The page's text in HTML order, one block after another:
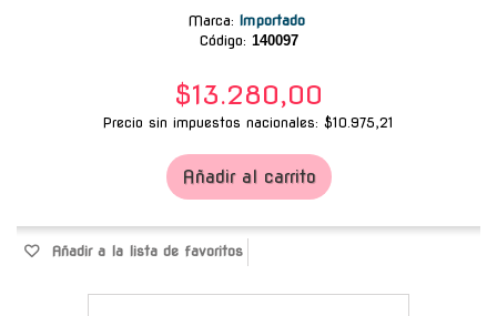
Marca: Importado
Código: 140097
$13.280,00
Precio sin impuestos nacionales: $10.975,21
Añadir al carrito
Añadir a la lista de favoritos